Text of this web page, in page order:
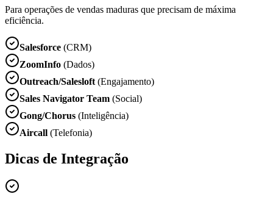
Para operações de vendas maduras que precisam de máxima
eficiência.
Salesforce (CRM)
ZoomInfo (Dados)
Outreach/Salesloft (Engajamento)
Sales Navigator Team (Social)
Gong/Chorus (Inteligência)
Aircall (Telefonia)
Dicas de Integração